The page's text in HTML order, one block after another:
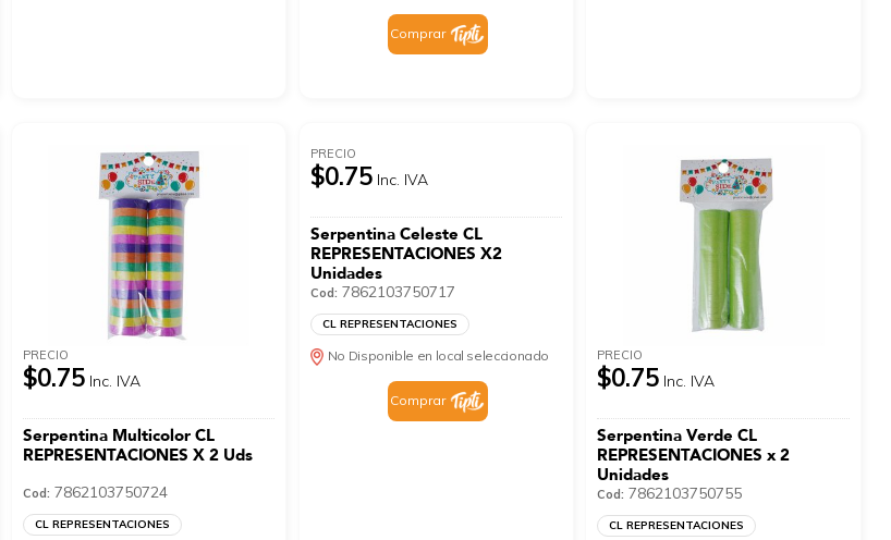
Comprar
PRECIO
$0.75 Inc. IVA
Serpentina Multicolor CL
REPRESENTACIONES X 2 Uds
Cod: 7862103750724
CL REPRESENTACIONES
PRECIO
$0.75 Inc. IVA
Serpentina Celeste CL
REPRESENTACIONES X2
Unidades
Cod: 7862103750717
CL REPRESENTACIONES
No Disponible en local seleccionado
Comprar
PRECIO
$0.75 Inc. IVA
Serpentina Verde CL
REPRESENTACIONES x 2
Unidades
Cod: 7862103750755
CL REPRESENTACIONES